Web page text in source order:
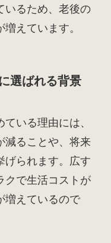
いるため、老後の
えています。
選ばれる背景
いる理由には、
減ることや、将来
げられます。広す
クで生活コストが
増えているので